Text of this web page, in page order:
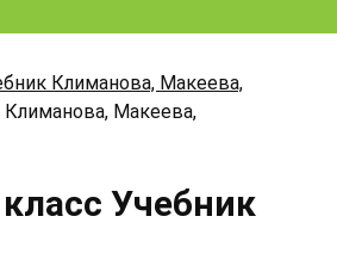
Климанова, Макеева,
Макеева,
Учебник